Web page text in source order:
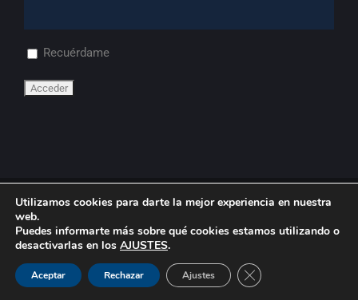
Recuérdame
Utilizamos cookies para darte la mejor experiencia en nuestra
web.
Puedes informarte más sobre qué cookies estamos utilizando o
desactivarlas en los AJUSTES.
Aceptar Rechazar Ajustes Cerrar el banner de